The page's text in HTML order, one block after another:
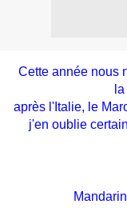
Cette année nous
après l'Italie, le
j'en oublie